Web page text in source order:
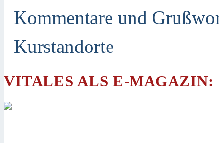
Kommentare und
Kurstandorte
VITALES ALS E-MAGAZIN: